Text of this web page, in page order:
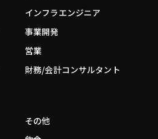
インフラエンジニア
事業開発
営業
財務/会計コンサルタント
その他